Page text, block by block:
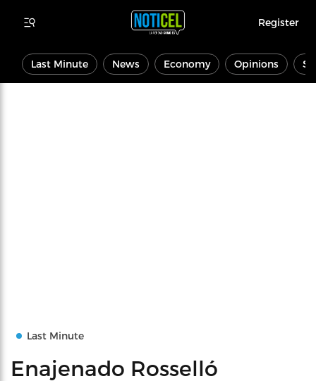
Register
Last Minute News Economy Opinions
Last Minute
Enajenado Rosselló